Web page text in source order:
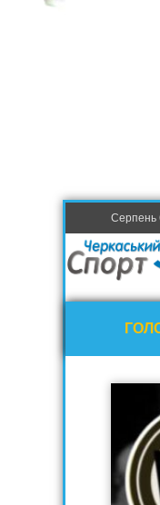
Серпень